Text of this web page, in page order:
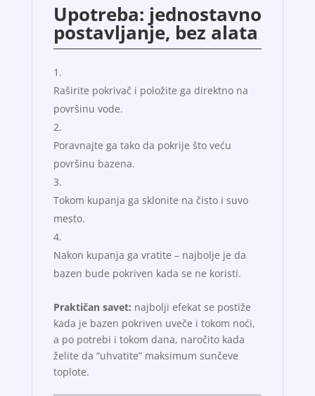
Upotreba: jednostavno
postavljanje, bez alata
Raširite pokrivač i položite ga direktno na
površinu vode.
Poravnajte ga tako da pokrije što veću
površinu bazena.
Tokom kupanja ga sklonite na čisto i suvo
mesto.
Nakon kupanja ga vratite – najbolje je da
bazen bude pokriven kada se ne koristi.
Praktičan savet: najbolji efekat se postiže
kada je bazen pokriven uveče i tokom noći,
a po potrebi i tokom dana, naročito kada
želite da “uhvatite” maksimum sunčeve
toplote.